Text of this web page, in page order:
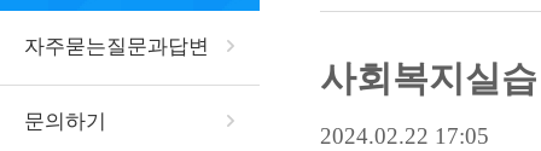
자주묻는질문과답변
문의하기
사회복지실
2024.02.22 17:05